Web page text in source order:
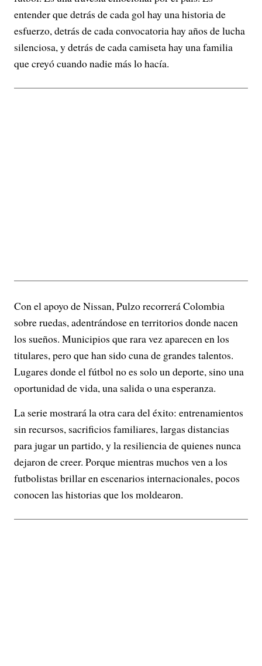
entender que detrás de cada gol hay una historia de
esfuerzo, detrás de cada convocatoria hay años de lucha
silenciosa, y detrás de cada camiseta hay una familia
que creyó cuando nadie más lo hacía.
Con el apoyo de Nissan, Pulzo recorrerá Colombia
sobre ruedas, adentrándose en territorios donde nacen
los sueños. Municipios que rara vez aparecen en los
titulares, pero que han sido cuna de grandes talentos.
Lugares donde el fútbol no es solo un deporte, sino una
oportunidad de vida, una salida o una esperanza.
La serie mostrará la otra cara del éxito: entrenamientos
sin recursos, sacrificios familiares, largas distancias
para jugar un partido, y la resiliencia de quienes nunca
dejaron de creer. Porque mientras muchos ven a los
futbolistas brillar en escenarios internacionales, pocos
conocen las historias que los moldearon.